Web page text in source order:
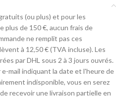
(ou plus) et pour les
plus de 150 €, aucun frais de
ne remplit pas ces
à 12,50 € (TVA incluse). Les
par DHL sous 2 à 3 jours ouvrés.
mail indiquant la date et l'heure de
indisponible, vous en serez
recevoir une livraison partielle en